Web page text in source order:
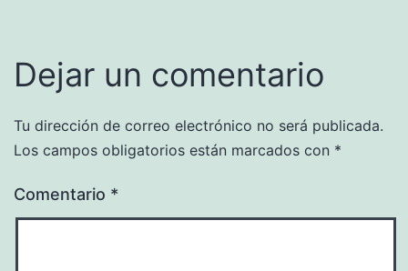
Dejar un comentario
Tu dirección de correo electrónico no será publicada.
Los campos obligatorios están marcados con *
Comentario *